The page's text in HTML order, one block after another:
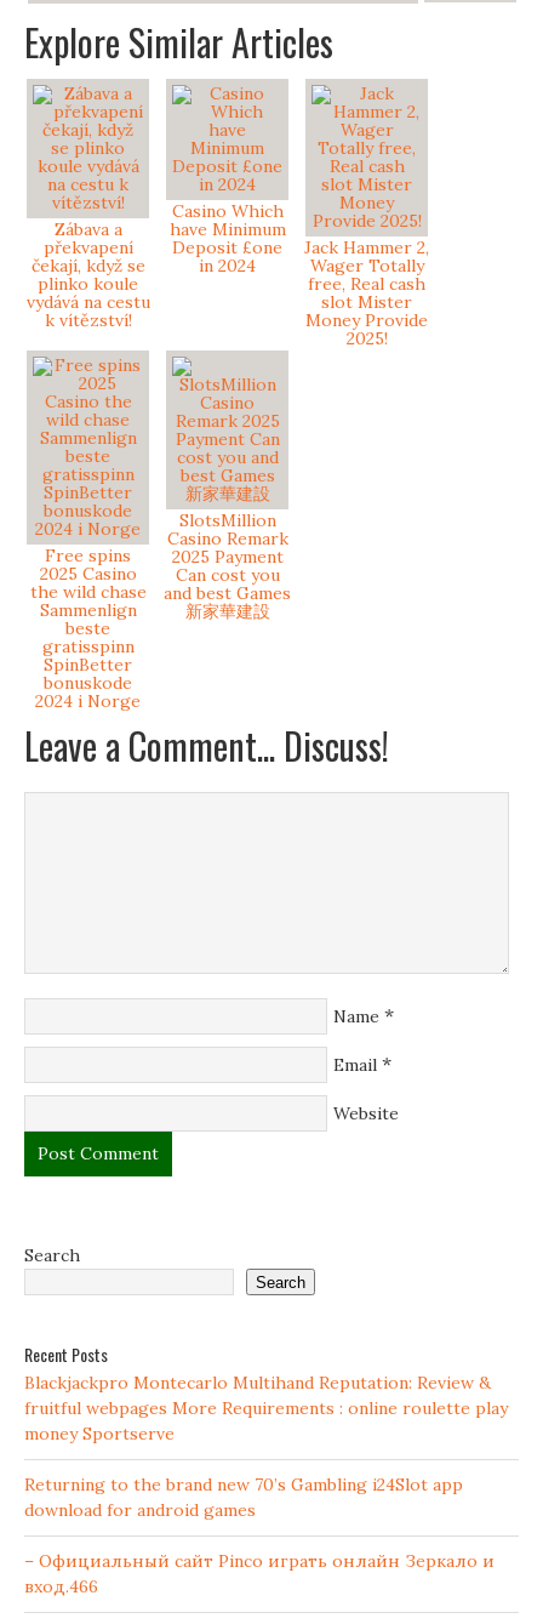
Explore Similar Articles
Zábava a
překvapení
čekají, když se
plinko koule
vydává na cestu
k vítězství!
Casino Which
have Minimum
Deposit £one
in 2024
Jack Hammer 2,
Wager Totally
free, Real cash
slot Mister
Money Provide
2025!
Free spins
2025 Casino
the wild chase
Sammenlign
beste
gratisspinn
SpinBetter
bonuskode
2024 i Norge
SlotsMillion
Casino Remark
2025 Payment
Can cost you
and best Games
新家華建設
Leave a Comment... Discuss!
Name *
Email *
Website
Search
Search
Recent Posts
Blackjackpro Montecarlo Multihand Reputation: Review &
fruitful webpages More Requirements : online roulette play
money Sportserve
Returning to the brand new 70’s Gambling i24Slot app
download for android games
– Официальный сайт Pinco играть онлайн Зеркало и
вход.466